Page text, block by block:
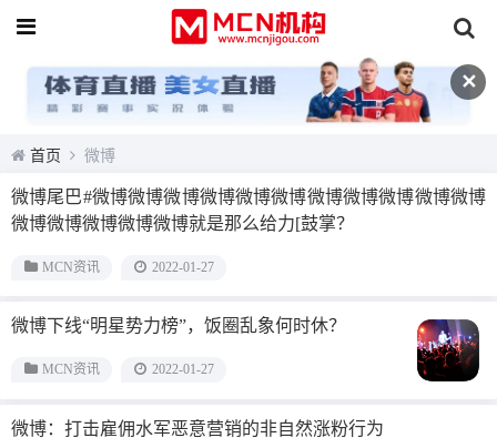
✕
首页 微博
微博尾巴#微博微博微博微博微博微博微博微博微博微博微博
微博微博微博微博微博就是那么给力[鼓掌？
MCN资讯 2022-01-27
微博下线“明星势力榜”，饭圈乱象何时休？
MCN资讯 2022-01-27
微博：打击雇佣水军恶意营销的非自然涨粉行为